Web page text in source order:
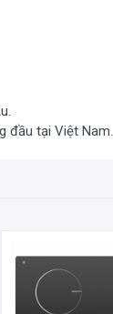
đầu tại Việt Nam.